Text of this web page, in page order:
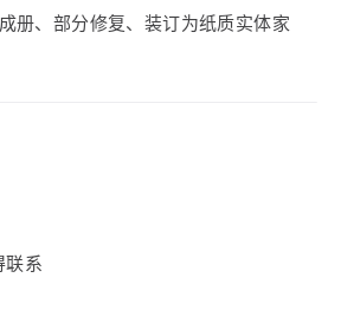
册、部分修复、装订为纸质实体家
联系